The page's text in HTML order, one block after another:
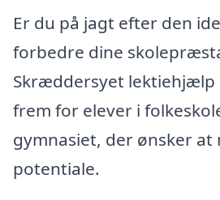
Er du på jagt efter den
forbedre dine
Skræddersyet lektiehjælp
frem for elever i
gymnasiet, der ønsker at
potentiale.